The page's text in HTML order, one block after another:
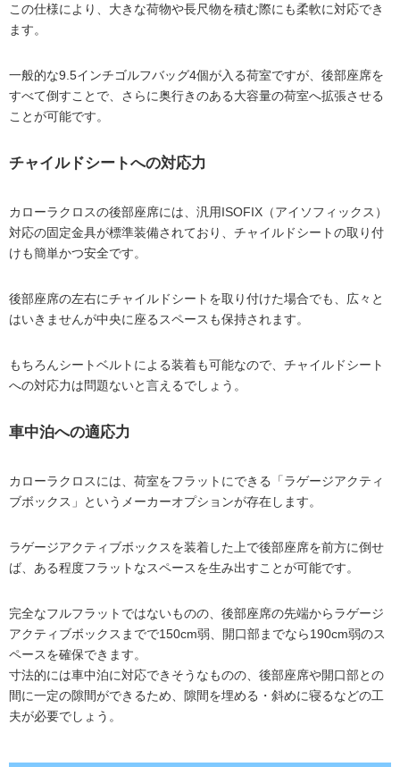
この仕様により、大きな荷物や長尺物を積む際にも柔軟に対応でき
ます。
一般的な9.5インチゴルフバッグ4個が入る荷室ですが、後部座席を
すべて倒すことで、さらに奥行きのある大容量の荷室へ拡張させる
ことが可能です。
チャイルドシートへの対応力
カローラクロスの後部座席には、汎用ISOFIX（アイソフィックス）
対応の固定金具が標準装備されており、チャイルドシートの取り付
けも簡単かつ安全です。
後部座席の左右にチャイルドシートを取り付けた場合でも、広々と
はいきませんが中央に座るスペースも保持されます。
もちろんシートベルトによる装着も可能なので、チャイルドシート
への対応力は問題ないと言えるでしょう。
車中泊への適応力
カローラクロスには、荷室をフラットにできる「ラゲージアクティ
ブボックス」というメーカーオプションが存在します。
ラゲージアクティブボックスを装着した上で後部座席を前方に倒せ
ば、ある程度フラットなスペースを生み出すことが可能です。
完全なフルフラットではないものの、後部座席の先端からラゲージ
アクティブボックスまでで150cm弱、開口部までなら190cm弱のス
ペースを確保できます。
寸法的には車中泊に対応できそうなものの、後部座席や開口部との
間に一定の隙間ができるため、隙間を埋める・斜めに寝るなどの工
夫が必要でしょう。